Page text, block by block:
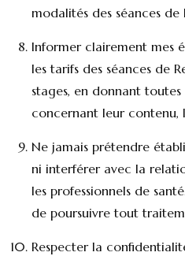
modalités des séances de
Informer clairement mes
les tarifs des séances de
stages, en donnant toutes
concernant leur contenu,
Ne jamais prétendre
ni interférer avec la
les professionnels de
de poursuivre tout
Respecter la